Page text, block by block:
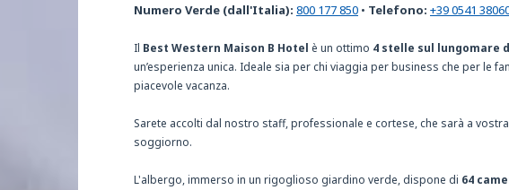
Numero Verde (dall'Italia): 800 177 850 • Telefono: +39 0541
Il Best Western Maison B Hotel è un ottimo 4 stelle sul lungomare
un’esperienza unica. Ideale sia per chi viaggia per business che per le
piacevole vacanza.
Sarete accolti dal nostro staff, professionale e cortese, che sarà a
soggiorno.
L'albergo, immerso in un rigoglioso giardino verde, dispone di 64